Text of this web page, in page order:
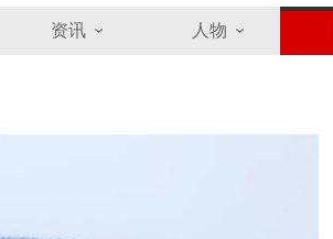
资讯 人物